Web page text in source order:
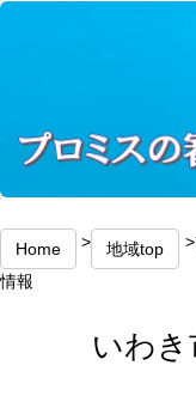
Home > 地域top
情報
いわ